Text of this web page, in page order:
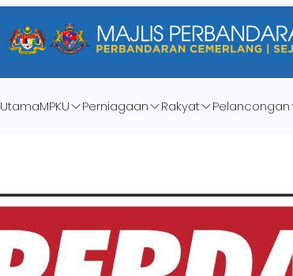
UtamaMPKU Perniagaan Rakyat Pelancongan